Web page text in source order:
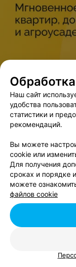
Дата
В данном
Наш сайт
удобства
статистики и
рекомендаций.
Вы можете
cookie или
Для получения
сроках и порядке
можете
файлов cookie